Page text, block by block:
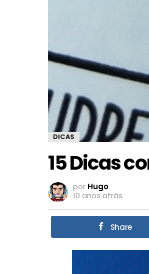
DICAS
15 Dicas
por Hugo
10 anos atrás
Share